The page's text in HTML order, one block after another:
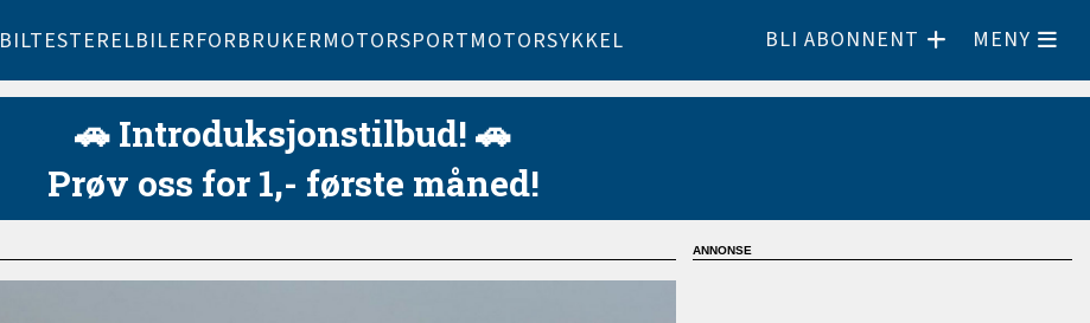
BILTESTERELBILERFORBRUKERMOTORSPORTMOTORSYKKEL BLI ABONNENT MENY
🚗 Introduksjonstilbud! 🚗
Prøv oss for 1,- første måned!